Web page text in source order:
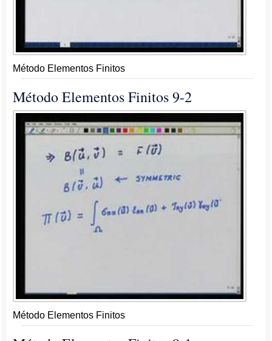
Método Elementos Finitos
Método Elementos Finitos 9-2
Método Elementos Finitos